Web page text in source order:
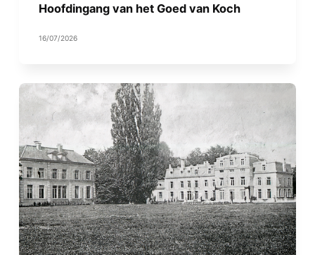
Hoofdingang van het Goed van Koch
16/07/2026